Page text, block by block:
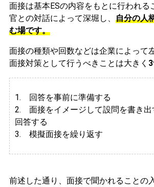
面接は基本ESの内容をもとに行われる
官との対話によって深堀し、 自分の人
む場です。
面接の種類や回数などは企業によって
面接対策として行うべきことは大きく
1. 回答を事前に準備する
2. 面接をイメージして設問を書き
回答する
3. 模擬面接を繰り返す
前述した通り、面接で聞かれることの